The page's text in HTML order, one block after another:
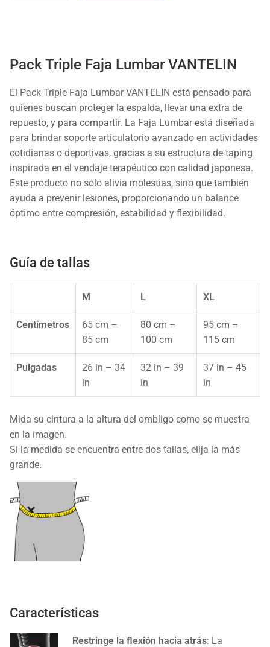
Pack Triple Faja Lumbar VANTELIN
El Pack Triple Faja Lumbar VANTELIN está pensado para
quienes buscan proteger la espalda, llevar una extra de
repuesto, y para compartir. La Faja Lumbar está diseñada
para brindar soporte articulatorio avanzado en actividades
cotidianas o deportivas, gracias a su estructura de taping
inspirada en el vendaje terapéutico con calidad japonesa.
Este producto no solo alivia molestias, sino que también
ayuda a prevenir lesiones, proporcionando un balance
óptimo entre compresión, estabilidad y flexibilidad.
Guía de tallas
M L XL
Centímetros
65 cm –
85 cm
80 cm –
100 cm
95 cm –
115 cm
Pulgadas
26 in – 34
in
32 in – 39
in
37 in – 45
in
Mida su cintura a la altura del ombligo como se muestra
en la imagen.
Si la medida se encuentra entre dos tallas, elija la más
grande.
Características
Restringe la flexión hacia atrás: La